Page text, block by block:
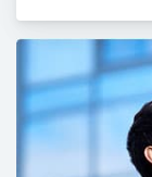
dürüstlük
dikkate
dışında
2. Kişisel
Güncel